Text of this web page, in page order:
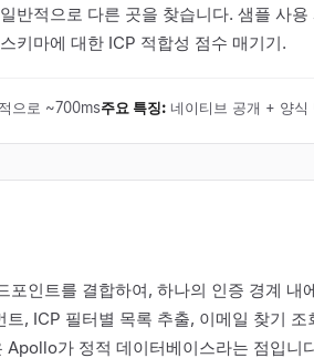
적으로 다른 곳을 찾습니다. 샘플 사
키마에 대한 ICP 적합성 점수 매기기.
으로 ~700ms주요 특징: 네이티브 공개 + 양식
인트를 결합하여, 하나의 인증 경계 내
, ICP 필터별 목록 추출, 이메일 찾기
가 정적 데이터베이스라는 점입니